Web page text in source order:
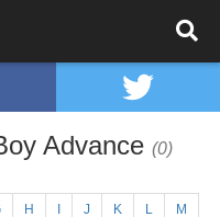
Advance (0)
H J K L M